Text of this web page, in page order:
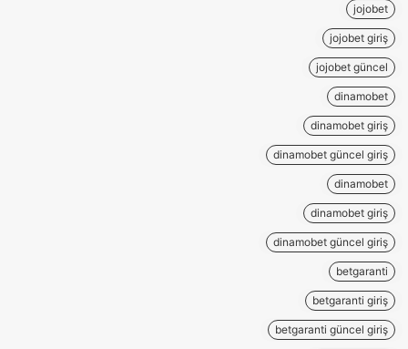
jojobet
jojobet giriş
jojobet güncel
dinamobet
dinamobet giriş
dinamobet güncel giriş
dinamobet
dinamobet giriş
dinamobet güncel giriş
betgaranti
betgaranti giriş
betgaranti güncel giriş